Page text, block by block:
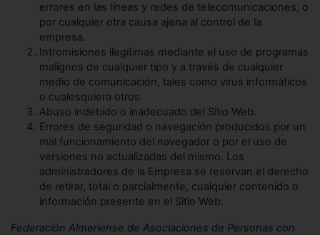
errores en las líneas y redes de telecomunicaciones, o
por cualquier otra causa ajena al control de la
empresa.
Intromisiones ilegítimas mediante el uso de programas
malignos de cualquier tipo y a través de cualquier
medio de comunicación, tales como virus informáticos
o cualesquiera otros.
Abuso indebido o inadecuado del Sitio Web.
Errores de seguridad o navegación producidos por un
mal funcionamiento del navegador o por el uso de
versiones no actualizadas del mismo. Los
administradores de la Empresa se reservan el derecho
de retirar, total o parcialmente, cualquier contenido o
información presente en el Sitio Web.
Federación Almeriense de Asociaciones de Personas con